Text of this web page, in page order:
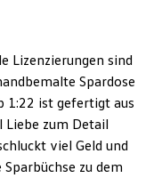
Lizenzierungen sind
Spardose
1:22 ist gefertigt aus
zum Detail
viel Geld und
zu dem